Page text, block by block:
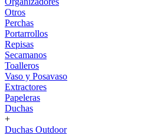
Otros
Perchas
Portarrollos
Repisas
Secamanos
Toalleros
Vaso y Posavaso
Extractores
Papeleras
Duchas
+
Duchas Outdoor